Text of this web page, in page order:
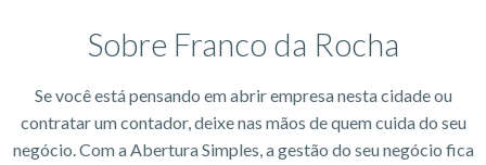
Sobre Franco da Rocha
Se você está pensando em abrir empresa nesta cidade ou
contratar um contador, deixe nas mãos de quem cuida do seu
negócio. Com a Abertura Simples, a gestão do seu negócio fica